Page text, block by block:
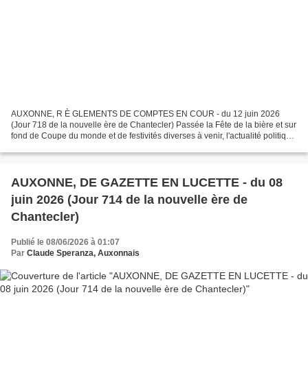
AUXONNE, R È GLEMENTS DE COMPTES EN COUR - du 12 juin 2026
(Jour 718 de la nouvelle ère de Chantecler) Passée la Fête de la bière et sur
fond de Coupe du monde et de festivités diverses à venir, l'actualité politique
AUXONNE, DE GAZETTE EN LUCETTE - du 08
juin 2026 (Jour 714 de la nouvelle ère de
Chantecler)
Publié le 08/06/2026 à 01:07
Par Claude Speranza, Auxonnais